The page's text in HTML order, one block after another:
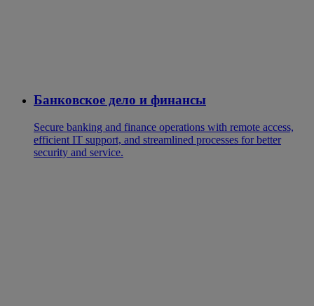
Банковское дело и финансы
Secure banking and finance operations with remote access,
efficient IT support, and streamlined processes for better
security and service.